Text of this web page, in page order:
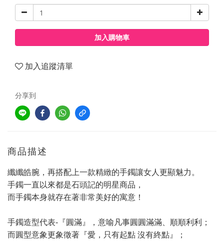
加入購物車
加入追蹤清單
分享到
商品描述
纖纖皓腕，再搭配上一款精緻的手鐲讓女人更顯魅力。
手鐲一直以來都是石頭記的明星商品，
而手鐲本身就存在著非常美好的寓意！
手鐲造型代表-『圓滿』，意喻凡事圓圓滿滿、順順利利；
而圓型意象更象徵著『愛，只有起點 沒有終點』；